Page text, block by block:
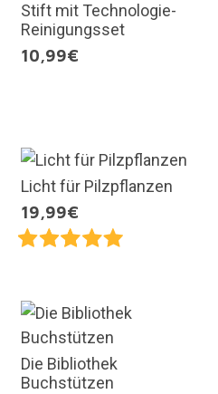
Stift mit Technologie-
Reinigungsset
10,99€
Licht für Pilzpflanzen
19,99€
Die Bibliothek
Buchstützen